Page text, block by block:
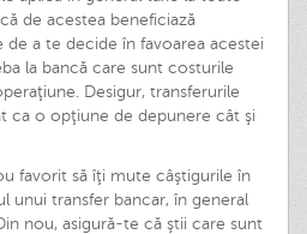
de acestea beneficiază
de a te decide în favoarea acestei
la bancă care sunt costurile
Desigur, transferurile
ca o opţiune de depunere cât şi
favorit să îţi mute câştigurile în
unui transfer bancar, în general
nou, asigură-te că ştii care sunt